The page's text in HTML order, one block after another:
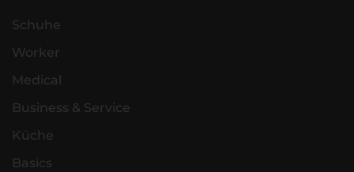
Schuhe
Worker
Medical
Business & Service
Küche
Basics